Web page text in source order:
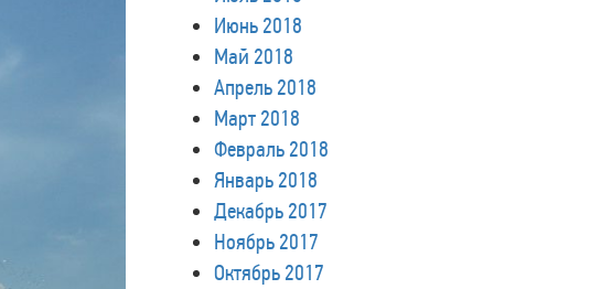
Июнь 2018
Май 2018
Апрель 2018
Март 2018
Февраль 2018
Январь 2018
Декабрь 2017
Ноябрь 2017
Октябрь 2017